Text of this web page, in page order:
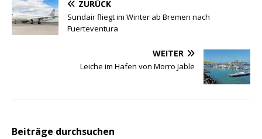
ZURÜCK
Sundair fliegt im Winter ab Bremen nach
Fuerteventura
WEITER
Leiche im Hafen von Morro Jable
Beiträge durchsuchen